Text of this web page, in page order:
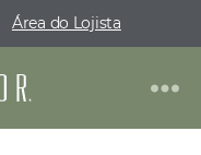
Área do Lojista